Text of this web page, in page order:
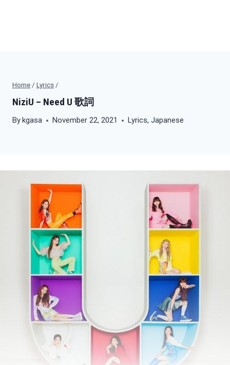
Home / Lyrics /
NiziU – Need U 歌詞
Bykgasa November 22, 2021 Lyrics,Japanese